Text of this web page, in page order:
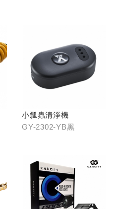
小瓢蟲清淨機
GY-2302-YB黑